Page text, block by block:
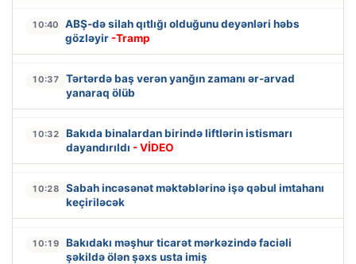
10:40
ABŞ-də silah qıtlığı olduğunu deyənləri həbs
gözləyir -Tramp
10:37
Tərtərdə baş verən yanğın zamanı ər-arvad
yanaraq ölüb
10:32
Bakıda binalardan birində liftlərin istismarı
dayandırıldı - VİDEO
10:28
Sabah incəsənət məktəblərinə işə qəbul imtahanı
keçiriləcək
10:19
Bakıdakı məşhur ticarət mərkəzində faciəli
şəkildə ölən şəxs usta imiş